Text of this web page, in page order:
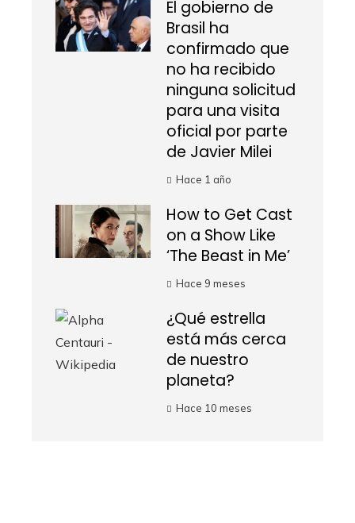
El gobierno de
Brasil ha
confirmado que
no ha recibido
ninguna solicitud
para una visita
oficial por parte
de Javier Milei
Hace 1 año
How to Get Cast
on a Show Like
‘The Beast in Me’
Hace 9 meses
¿Qué estrella
está más cerca
de nuestro
planeta?
Hace 10 meses